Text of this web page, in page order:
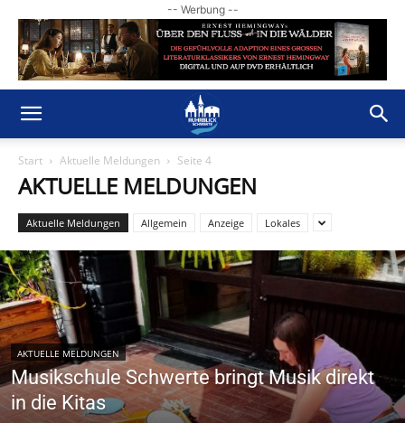
-- Werbung --
Start Aktuelle Meldungen Seite 4
AKTUELLE MELDUNGEN
Aktuelle Meldungen Allgemein Anzeige Lokales
AKTUELLE MELDUNGEN
Musikschule Schwerte bringt Musik direkt
in die Kitas